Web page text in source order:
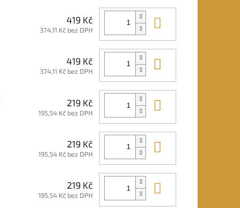
419 Kč
374,11 Kč bez DPH
419 Kč
374,11 Kč bez DPH
219 Kč
195,54 Kč bez DPH
219 Kč
195,54 Kč bez DPH
219 Kč
195,54 Kč bez DPH